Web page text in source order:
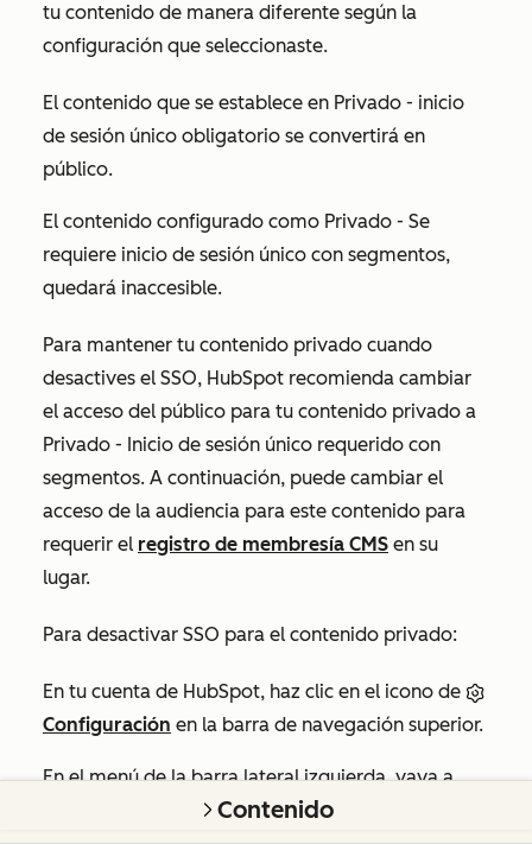
tu contenido de manera diferente según la
configuración que seleccionaste.
El contenido que se establece en Privado - inicio
de sesión único obligatorio se convertirá en
público.
El contenido configurado como Privado - Se
requiere inicio de sesión único con segmentos,
quedará inaccesible.
Para mantener tu contenido privado cuando
desactives el SSO, HubSpot recomienda cambiar
el acceso del público para tu contenido privado a
Privado - Inicio de sesión único requerido con
segmentos. A continuación, puede cambiar el
acceso de la audiencia para este contenido para
requerir el registro de membresía CMS en su
lugar.
Para desactivar SSO para el contenido privado:
En tu cuenta de HubSpot, haz clic en el icono de
Configuración en la barra de navegación superior.
En el menú de la barra lateral izquierda, vaya a
Contenido privado.
Contenido